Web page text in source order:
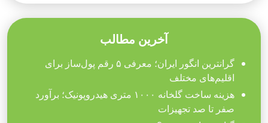
آخرین مطالب
گرانترین انگور ایران؛ معرفی ۵ رقم پول‌ساز برای
اقلیم‌های مختلف
هزینه ساخت گلخانه ۱۰۰۰ متری هیدروپونیک؛ برآورد
صفر تا صد تجهیزات